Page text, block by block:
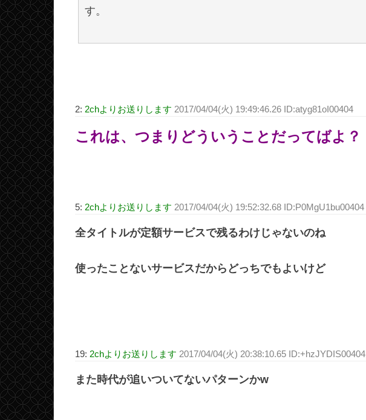
す。
2: 2chよりお送りします 2017/04/04(火) 19:49:46.26 ID:atyg81oI00404
これは、つまりどういうことだってばよ？
5: 2chよりお送りします 2017/04/04(火) 19:52:32.68 ID:P0MgU1bu00404
全タイトルが定額サービスで残るわけじゃないのね
使ったことないサービスだからどっちでもよいけど
19: 2chよりお送りします 2017/04/04(火) 20:38:10.65 ID:+hzJYDIS00404
また時代が追いついてないパターンかw